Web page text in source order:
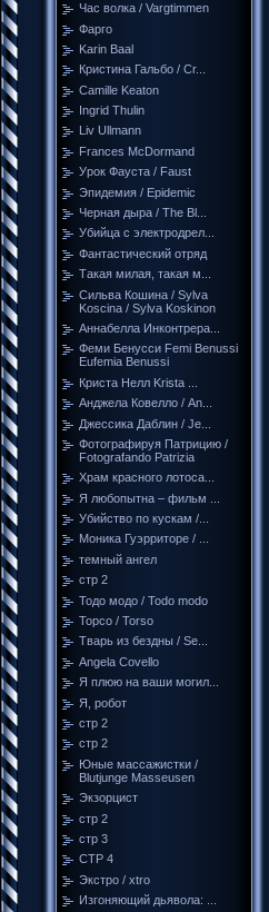
Час волка / Vargtimmen
Фарго
Karin Baal
Кристина Гальбо / Cr...
Camille Keaton
Ingrid Thulin
Liv Ullmann
Frances McDormand
Урок Фауста / Faust
Эпидемия / Epidemic
Черная дыра / The Bl...
Убийца с электродрел...
Фантастический отряд
Такая милая, такая м...
Сильва Кошина / Sylva
Koscina / Sylva Koskinon
Аннабелла Инконтрера...
Феми Бенусси Femi Benussi
Eufemia Benussi
Криста Нелл Krista ...
Анджела Ковелло / An...
Джессика Даблин / Je...
Фотографируя Патрицию /
Fotografando Patrizia
Храм красного лотоса...
Я любопытна – фильм ...
Убийство по кускам /...
Моника Гуэрриторе / ...
темный ангел
стр 2
Тодо модо / Todo modo
Торсо / Torso
Тварь из бездны / Se...
Angela Covello
Я плюю на ваши могил...
Я, робот
стр 2
стр 2
Юные массажистки /
Blutjunge Masseusen
Экзорцист
стр 2
стр 3
СТР 4
Экстро / xtro
Изгоняющий дьявола: ...